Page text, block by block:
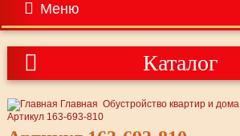
Меню
Каталог
Главная Обустройство квартир и дома
Артикул 163-693-810